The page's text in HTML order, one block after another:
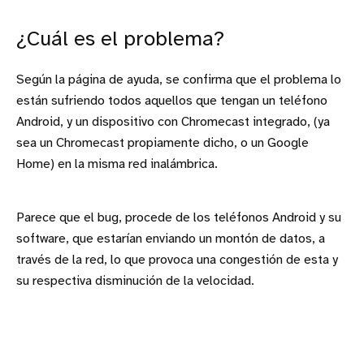
¿Cuál es el problema?
Según la página de ayuda, se confirma que el problema lo
están sufriendo todos aquellos que tengan un teléfono
Android, y un dispositivo con Chromecast integrado, (ya
sea un Chromecast propiamente dicho, o un Google
Home) en la misma red inalámbrica.
Parece que el bug, procede de los teléfonos Android y su
software, que estarían enviando un montón de datos, a
través de la red, lo que provoca una congestión de esta y
su respectiva disminución de la velocidad.